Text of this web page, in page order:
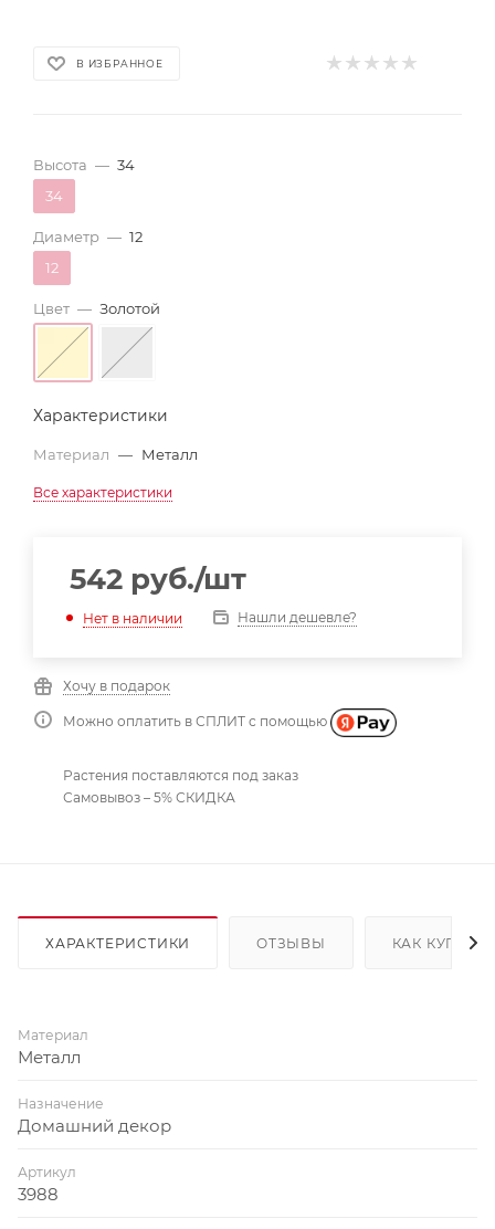
В ИЗБРАННОЕ
Высота — 34
34
Диаметр — 12
12
Цвет — Золотой
Характеристики
Материал — Металл
Все характеристики
542 руб./шт
Нет в наличии Нашли дешевле?
Хочу в подарок
Можно оплатить в СПЛИТ с помощью
Растения поставляются под заказ
Самовывоз – 5% СКИДКА
ХАРАКТЕРИСТИКИ ОТЗЫВЫ КАК КУПИТЬ
Материал
Металл
Назначение
Домашний декор
Артикул
3988